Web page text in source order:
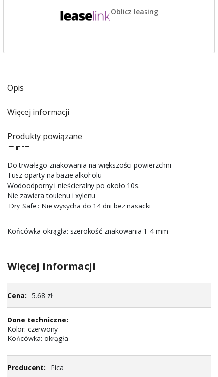
Oblicz leasing
Opis
Więcej informacji
Produkty powiązane
Opis
Do trwałego znakowania na większości powierzchni
Tusz oparty na bazie alkoholu
Wodoodporny i nieścieralny po około 10s.
Nie zawiera toulenu i xylenu
'Dry-Safe': Nie wysycha do 14 dni bez nasadki
Końcówka okrągła: szerokość znakowania 1-4 mm
Więcej informacji
informacji5,68 zł
Kolor: czerwony
Końcówka: okrągła
Pica